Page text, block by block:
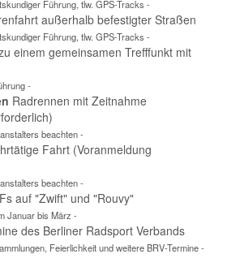
Führung, tlw. GPS-Tracks -
außerhalb befestigter Straßen
Führung, tlw. GPS-Tracks -
einem gemeinsamen Trefffunkt mit
-
Radrennen mit Zeitnahme
beachten -
Fahrt (Voranmeldung
beachten -
auf "Zwift" und "Rouvy"
Januar bis März -
des Berliner Radsport Verbands
Feierlichkeit und weitere BRV-Termine -